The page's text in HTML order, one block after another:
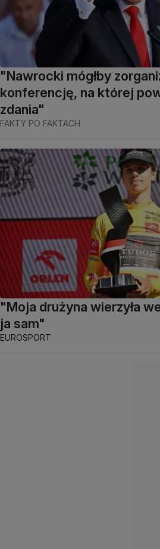
"Nawrocki mógłby
konferencję, na której
zdania"
FAKTY PO FAKTACH
"Moja drużyna wierzyła
ja sam"
EUROSPORT